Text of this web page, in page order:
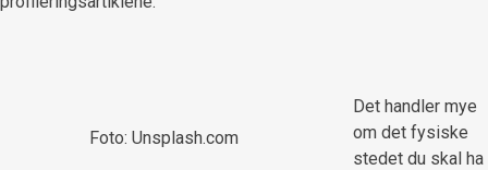
Foto: Unsplash.com
Det handler mye
om det fysiske
stedet du skal ha